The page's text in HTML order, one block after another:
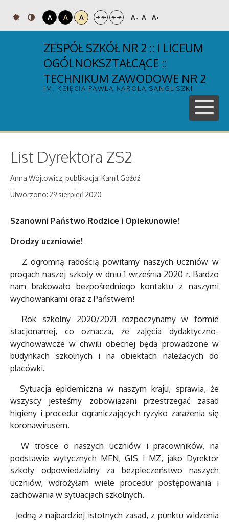
A A A A- A A+
ZESPÓŁ SZKÓŁ NR 2 :: I LICEUM
OGÓLNOKSZTAŁCĄCE ::
TECHNIKUM ZAWODOWE NR 2
IM. KSIĘCIA PAWŁA KAROLA SANGUSZKI
List Dyrektora ZS2
Anna Wójtowicz; publikacja: Kamil Góźdź
Utworzono: 29 sierpień 2020
Szanowni Państwo Rodzice i Opiekunowie!
Drodzy uczniowie!
Z ogromną radością powitamy naszych uczniów w
progach naszej szkoły w dniu 1 września 2020 r. Bardzo
nam brakowało bezpośredniego kontaktu z naszymi
wychowankami oraz z Państwem!
Rok szkolny 2020/2021 rozpoczynamy w formie
stacjonarnej, co oznacza, że zajęcia dydaktyczno-
wychowawcze w chwili obecnej będą prowadzone w
budynkach szkolnych i na obiektach należących do
placówki.
Sytuacja epidemiczna w naszym kraju, sprawia, że
wszyscy jesteśmy zobowiązani przestrzegać zasad
higieny i procedur ograniczających ryzyko zarażenia się
koronawirusem.
W trosce o naszych uczniów i pracowników, na
podstawie wytycznych MEN, GIS i MZ, jako Dyrektor
szkoły odpowiedzialny za bezpieczeństwo naszych
uczniów, wdrożyłam wiele procedur postępowania i
zachowania w sytuacjach szkolnych.
Jedną z najbardziej istotnych zasad, z punktu widzenia